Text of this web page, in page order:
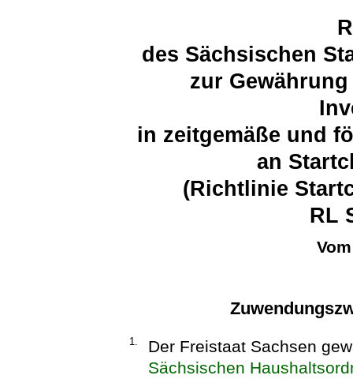
des Sächsischen
zur
in zeitgemäße und
an
(Richtlinie
RL
1.
Der Freistaat Sachsen
Sächsischen